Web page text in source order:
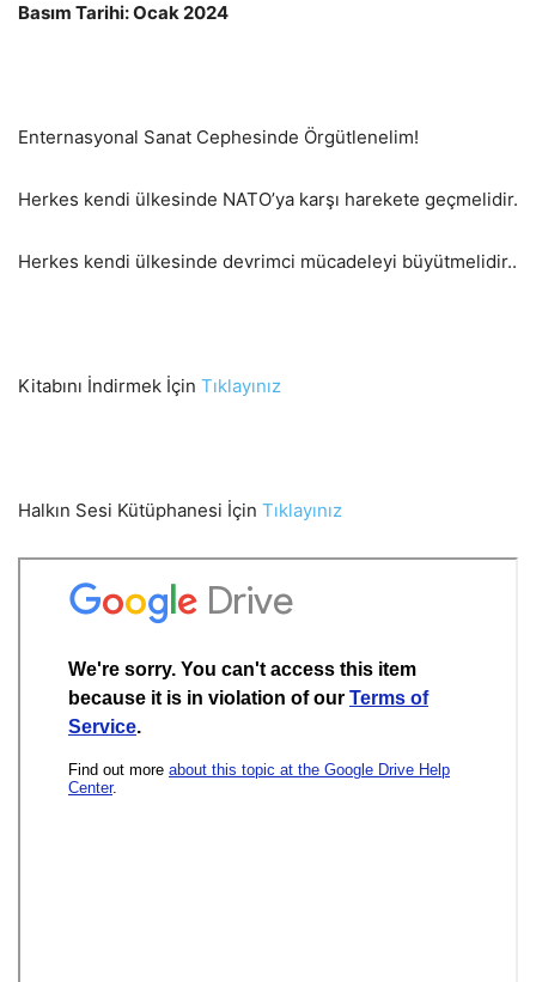
Basım Tarihi: Ocak 2024
Enternasyonal Sanat Cephesinde Örgütlenelim!
Herkes kendi ülkesinde NATO’ya karşı harekete geçmelidir.
Herkes kendi ülkesinde devrimci mücadeleyi büyütmelidir..
Kitabını İndirmek İçin Tıklayınız
Halkın Sesi Kütüphanesi İçin Tıklayınız